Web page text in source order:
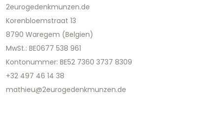
2eurogedenkmunzen.de
Korenbloemstraat 13
8790 Waregem (Belgien)
MwSt.: BE0677 538 961
Kontonummer: BE52 7360 3737 8309
+32 497 46 14 38
mathieu@2eurogedenkmunzen.de